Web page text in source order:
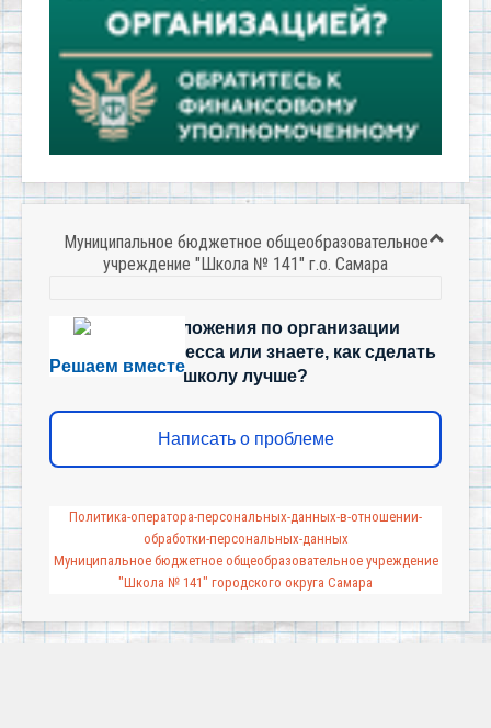
Муниципальное бюджетное общеобразовательное
учреждение "Школа № 141" г.о. Самара
Решаем вместе
Есть предложения по организации
учебного процесса или знаете, как сделать
школу лучше?
Написать о проблеме
Политика-оператора-персональных-данных-в-отношении-
обработки-персональных-данных
Муниципальное бюджетное общеобразовательное учреждение
"Школа № 141" городского округа Самара